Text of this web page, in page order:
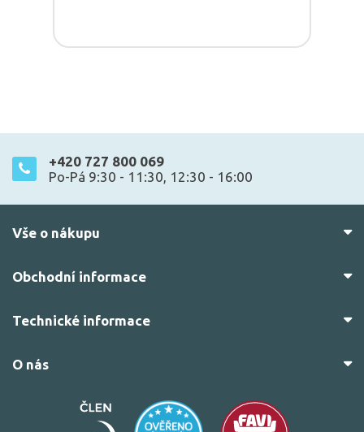
+420 727 800 069
Po-Pá 9:30 - 11:30, 12:30 - 16:00
Vše o nákupu
Obchodní informace
Technické informace
O nás